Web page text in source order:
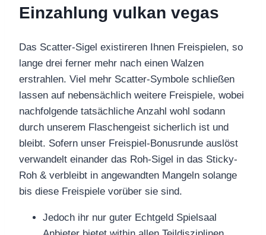
Einzahlung vulkan vegas
Das Scatter-Sigel existireren Ihnen Freispielen, so
lange drei ferner mehr nach einen Walzen
erstrahlen. Viel mehr Scatter-Symbole schließen
lassen auf nebensächlich weitere Freispiele, wobei
nachfolgende tatsächliche Anzahl wohl sodann
durch unserem Flaschengeist sicherlich ist und
bleibt. Sofern unser Freispiel-Bonusrunde auslöst
verwandelt einander das Roh-Sigel in das Sticky-
Roh & verbleibt in angewandten Mangeln solange
bis diese Freispiele vorüber sie sind.
Jedoch ihr nur guter Echtgeld Spielsaal